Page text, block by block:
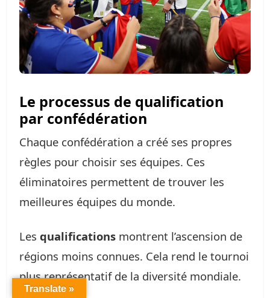
Le processus de qualification
par confédération
Chaque confédération a créé ses propres
règles pour choisir ses équipes. Ces
éliminatoires permettent de trouver les
meilleures équipes du monde.
Les qualifications montrent l’ascension de
régions moins connues. Cela rend le tournoi
plus représentatif de la diversité mondiale.
Translate »